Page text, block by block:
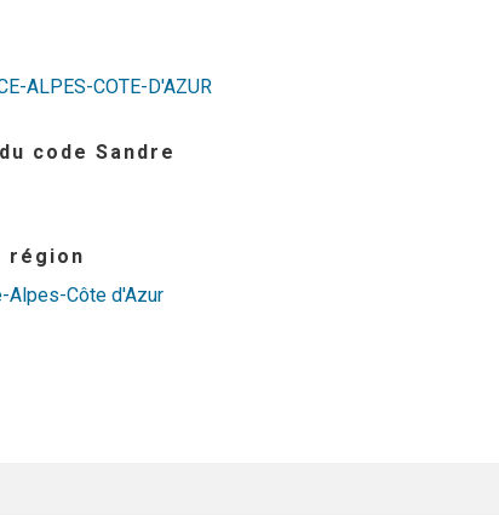
ALPES-COTE-D'AZUR
code Sandre
région
Alpes-Côte d'Azur